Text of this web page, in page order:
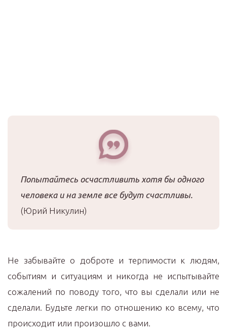
Попытайтесь осчастливить хотя бы одного
человека и на земле все будут счастливы.
(Юрий Никулин)
Не забывайте о доброте и терпимости к людям,
событиям и ситуациям и никогда не испытывайте
сожалений по поводу того, что вы сделали или не
сделали. Будьте легки по отношению ко всему, что
происходит или произошло с вами.